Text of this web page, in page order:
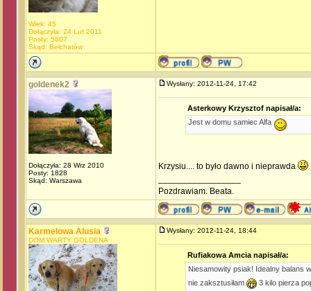
Wiek: 45
Dołączyła: 24 Lut 2011
Posty: 5607
Skąd: Bełchatów
goldenek2
Dołączyła: 28 Wrz 2010
Posty: 1828
Skąd: Warszawa
Wysłany: 2012-11-24, 17:42
Asterkowy Krzysztof napisał/a:
Jest w domu samiec Alfa
Krzysiu.... to było dawno i nieprawda
Pozdrawiam. Beata.
Karmelowa Alusia
DOM WARTY GOLDENA
Wysłany: 2012-11-24, 18:44
Rufiakowa Amcia napisał/a:
Niesamowity psiak! Idealny balans
nie zaksztusiłam
3 kilo pierza